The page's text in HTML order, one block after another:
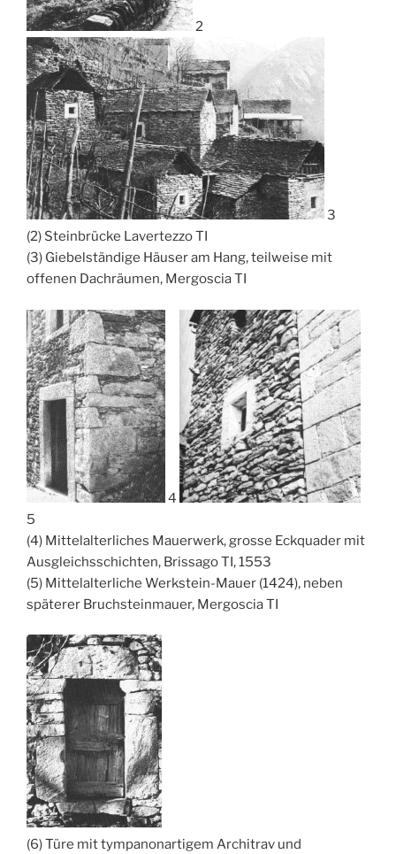
2
3
(2) Steinbrücke Lavertezzo TI
(3) Giebelständige Häuser am Hang, teilweise mit
offenen Dachräumen, Mergoscia TI
4
5
(4) Mittelalterliches Mauerwerk, grosse Eckquader mit
Ausgleichsschichten, Brissago TI, 1553
(5) Mittelalterliche Werkstein-Mauer (1424), neben
späterer Bruchsteinmauer, Mergoscia TI
(6) Türe mit tympanonartigem Architrav und